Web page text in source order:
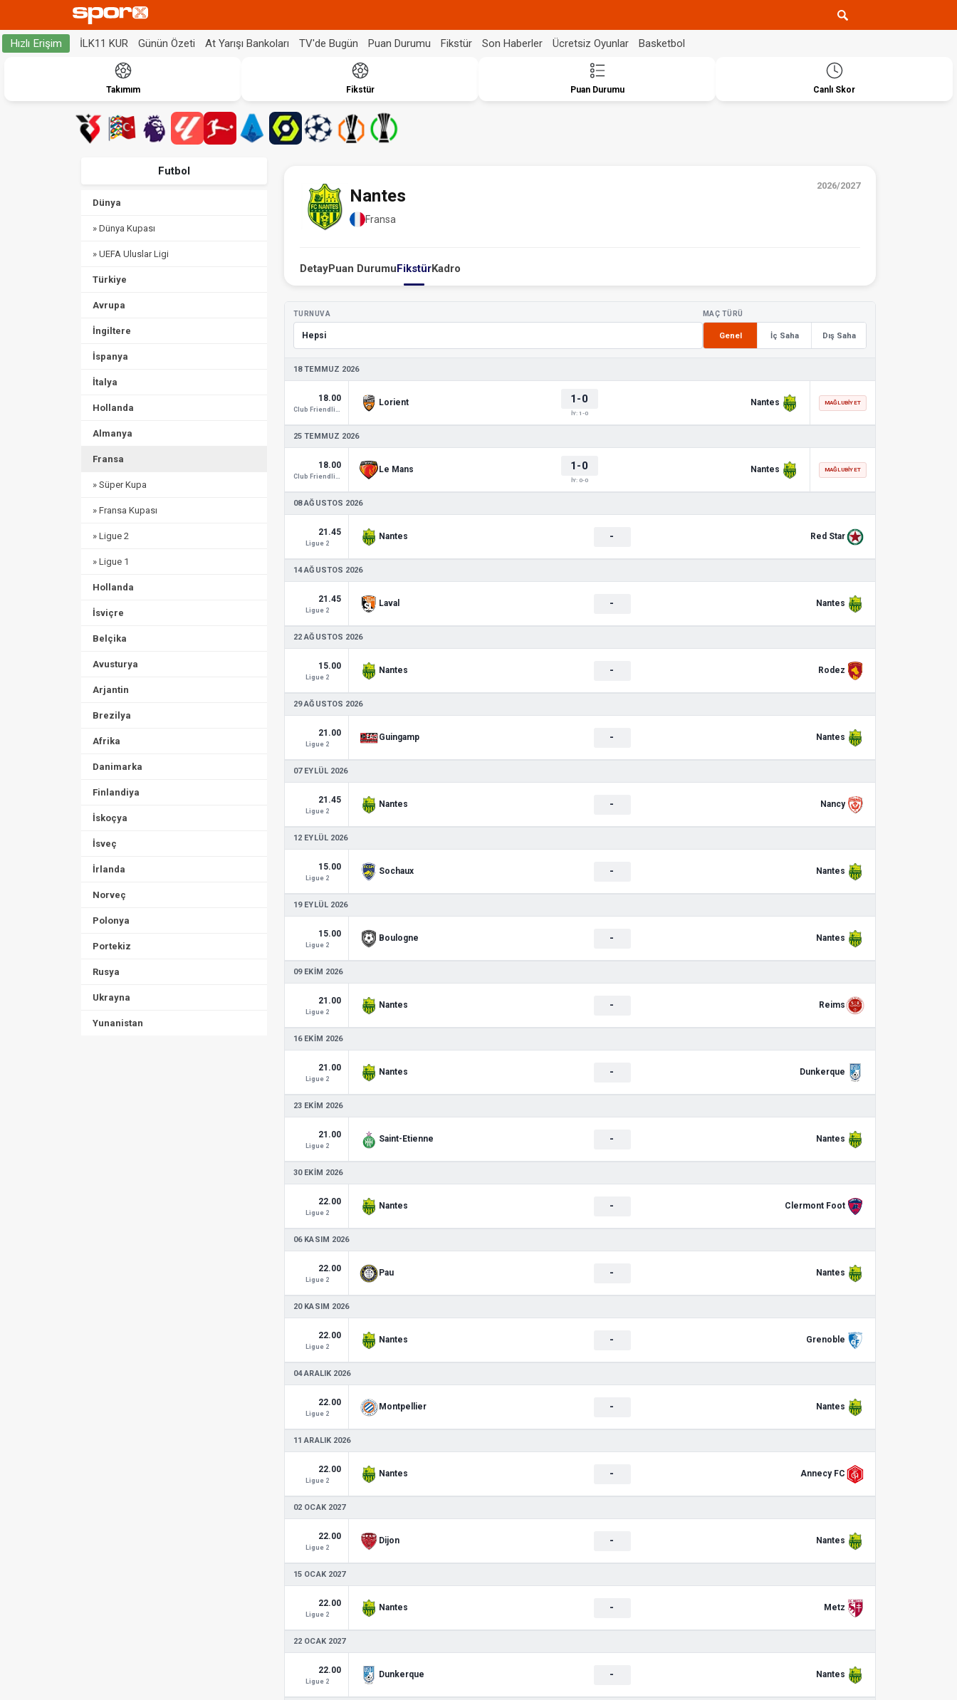
Hızlı Erişim İLK11 KUR Günün Özeti At Yarışı Bankoları TV'de Bugün Puan Durumu Fikstür Son Haberler Ücretsiz Oyunlar Basketbol
Takımım Fikstür Puan Durumu Canlı Skor
Futbol
Dünya
» Dünya Kupası
» UEFA Uluslar Ligi
Türkiye
Avrupa
İngiltere
İspanya
İtalya
Hollanda
Almanya
Fransa
» Süper Kupa
» Fransa Kupası
» Ligue 2
» Ligue 1
Hollanda
İsviçre
Belçika
Avusturya
Arjantin
Brezilya
Afrika
Danimarka
Finlandiya
İskoçya
İsveç
İrlanda
Norveç
Polonya
Portekiz
Rusya
Ukrayna
Yunanistan
2026/2027
Nantes
Fransa
DetayPuan DurumuFikstürKadro
TURNUVA MAÇ TÜRÜ
Genel İç Saha Dış Saha
18 TEMMUZ 2026
18.00 Lorient 1-0
İY: 1-0
Nantes MAĞLUBIYET
25 TEMMUZ 2026
18.00 Le Mans 1-0
İY: 0-0
Nantes MAĞLUBIYET
08 AĞUSTOS 2026
21.45
Ligue 2
Nantes - Red Star
14 AĞUSTOS 2026
21.45
Ligue 2
Laval - Nantes
22 AĞUSTOS 2026
15.00
Ligue 2
Nantes - Rodez
29 AĞUSTOS 2026
21.00
Ligue 2
Guingamp - Nantes
07 EYLÜL 2026
21.45
Ligue 2
Nantes - Nancy
12 EYLÜL 2026
15.00
Ligue 2
Sochaux - Nantes
19 EYLÜL 2026
15.00
Ligue 2
Boulogne - Nantes
09 EKIM 2026
21.00
Ligue 2
Nantes - Reims
16 EKIM 2026
21.00
Ligue 2
Nantes - Dunkerque
23 EKIM 2026
21.00
Ligue 2
Saint-Etienne - Nantes
30 EKIM 2026
22.00
Ligue 2
Nantes - Clermont Foot
06 KASIM 2026
22.00
Ligue 2
Pau - Nantes
20 KASIM 2026
22.00
Ligue 2
Nantes - Grenoble
04 ARALIK 2026
22.00
Ligue 2
Montpellier - Nantes
11 ARALIK 2026
22.00
Ligue 2
Nantes - Annecy FC
02 OCAK 2027
22.00
Ligue 2
Dijon - Nantes
15 OCAK 2027
22.00
Ligue 2
Nantes - Metz
22 OCAK 2027
22.00
Ligue 2
Dunkerque - Nantes